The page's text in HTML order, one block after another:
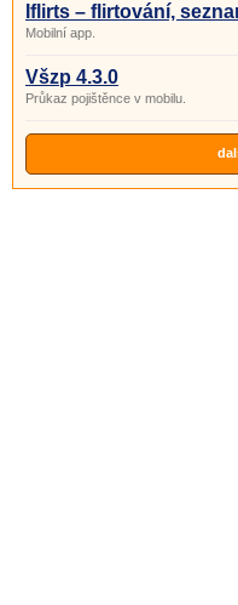
Iflirts – flirtování,
Mobilní app.
Všzp 4.3.0
Průkaz pojištěnce v mobilu.